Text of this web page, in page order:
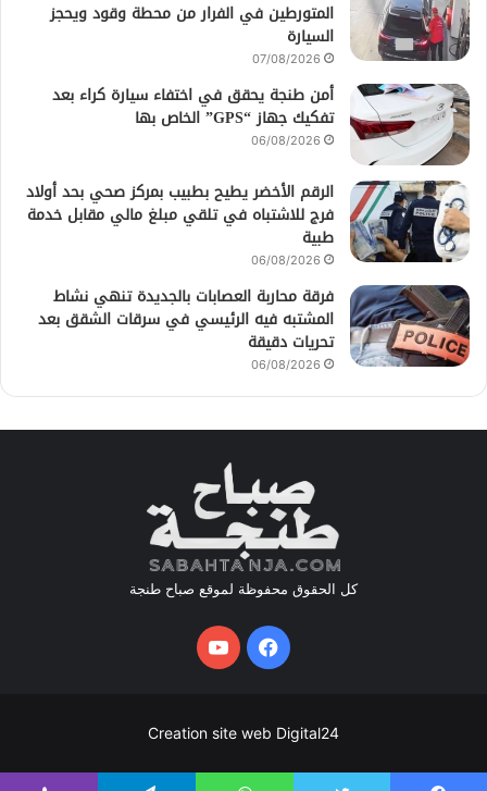
المتورطين في الفرار من محطة وقود ويحجز
السيارة
07/08/2026
أمن طنجة يحقق في اختفاء سيارة كراء بعد
تفكيك جهاز “GPS” الخاص بها
06/08/2026
الرقم الأخضر يطيح بطبيب بمركز صحي بحد أولاد
فرج للاشتباه في تلقي مبلغ مالي مقابل خدمة
طبية
06/08/2026
فرقة محاربة العصابات بالجديدة تنهي نشاط
المشتبه فيه الرئيسي في سرقات الشقق بعد
تحريات دقيقة
06/08/2026
كل الحقوق محفوظة لموقع صباح طنجة
فيسبوكيوتيوب
Creation site web Digital24